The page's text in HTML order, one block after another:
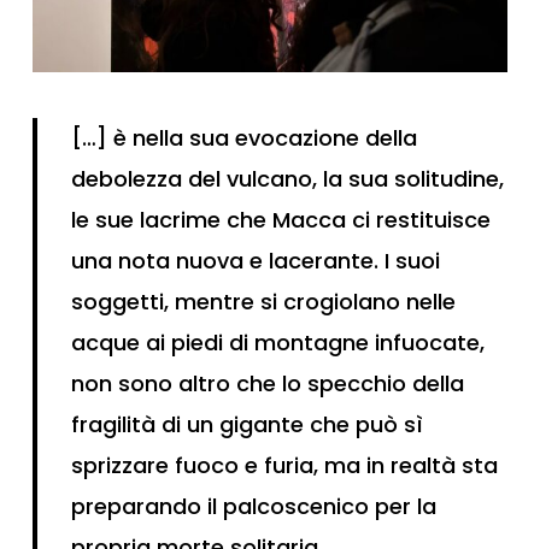
[…] è nella sua evocazione della
debolezza del vulcano, la sua solitudine,
le sue lacrime che Macca ci restituisce
una nota nuova e lacerante. I suoi
soggetti, mentre si crogiolano nelle
acque ai piedi di montagne infuocate,
non sono altro che lo specchio della
fragilità di un gigante che può sì
sprizzare fuoco e furia, ma in realtà sta
preparando il palcoscenico per la